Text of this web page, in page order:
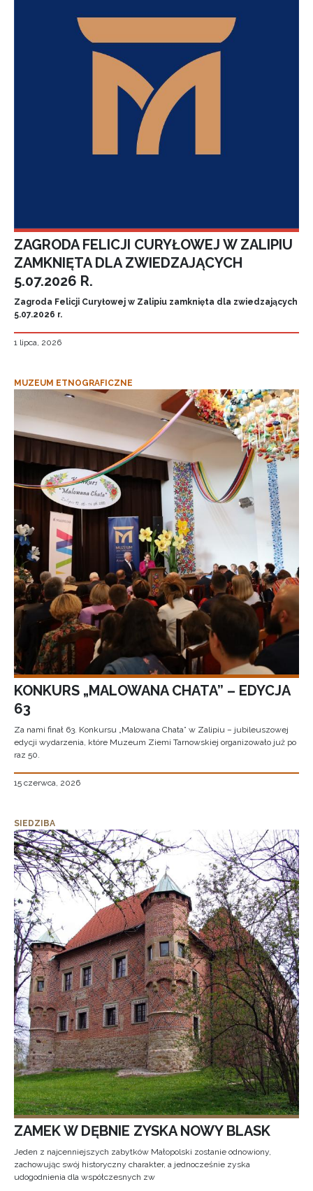
ZAGRODA FELICJI CURYŁOWEJ W ZALIPIU
ZAMKNIĘTA DLA ZWIEDZAJĄCYCH
5.07.2026 R.
Zagroda Felicji Curyłowej w Zalipiu zamknięta dla zwiedzających
5.07.2026 r.
1 lipca, 2026
MUZEUM ETNOGRAFICZNE
KONKURS „MALOWANA CHATA” – EDYCJA
63
Za nami finał 63. Konkursu „Malowana Chata” w Zalipiu – jubileuszowej
edycji wydarzenia, które Muzeum Ziemi Tarnowskiej organizowało już po
raz 50.
15 czerwca, 2026
SIEDZIBA
ZAMEK W DĘBNIE ZYSKA NOWY BLASK
Jeden z najcenniejszych zabytków Małopolski zostanie odnowiony,
zachowując swój historyczny charakter, a jednocześnie zyska
udogodnienia dla współczesnych zw